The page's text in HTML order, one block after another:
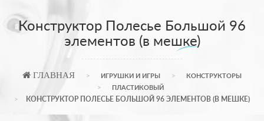
Конструктор Полесье Большой 96
элементов (в мешке)
ГЛАВНАЯ ИГРУШКИ И ИГРЫ
КОНСТРУКТОРЫ
ПЛАСТИКОВЫЙ
КОНСТРУКТОР ПОЛЕСЬЕ БОЛЬШОЙ 96 ЭЛЕМЕНТОВ (В МЕШКЕ)